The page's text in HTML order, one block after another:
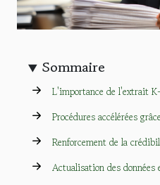
Sommaire
L'importance de l'extrait
Procédures accélérées
Renforcement de la
Actualisation des données